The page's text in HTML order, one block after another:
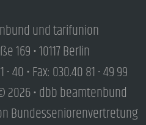
und tarifunion
169 • 10117 Berlin
- 40 • Fax: 030.40 81 - 49 99
2026 • dbb beamtenbund
Bundesseniorenvertretung